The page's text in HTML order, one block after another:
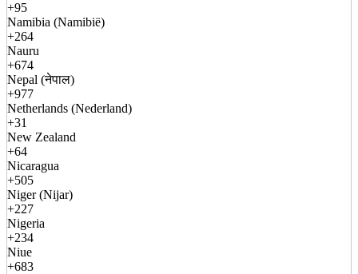
+95
Namibia (Namibië)
+264
Nauru
+674
Nepal (नेपाल)
+977
Netherlands (Nederland)
+31
New Zealand
+64
Nicaragua
+505
Niger (Nijar)
+227
Nigeria
+234
Niue
+683